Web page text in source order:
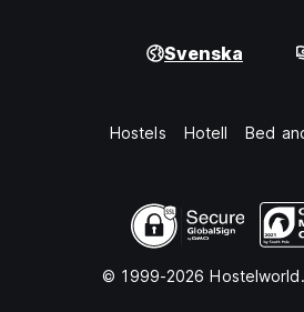
Svenska
Hostels Hotell Bed
© 1999-2026